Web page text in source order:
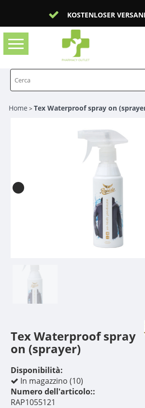
KOSTENLOSER
Toggle
navigation
Home >Tex Waterproof spray on
Tex Waterproof spray
on (sprayer)
Disponibilità:
In magazzino (10)
Numero dell'articolo::
RAP1055121